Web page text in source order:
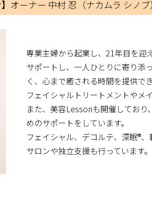
オーナー 中村 忍（ナカムラ シノブ）
専業主婦から起業し、21年目を迎
サポートし、一人ひとりに寄り添
く、心まで癒される時間を提供で
フェイシャルトリートメントやメ
また、美容Lessonも開催してお
めのサポートをしています。
フェイシャル、デコルテ、深眠®︎
サロンや独立支援も行っています。